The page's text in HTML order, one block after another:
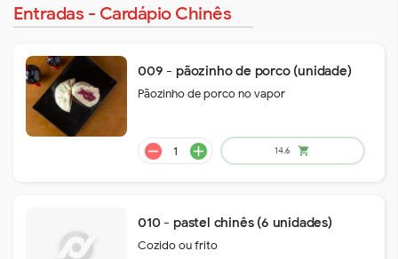
Entradas - Cardápio Chinês
009 - pãozinho de porco (unidade)
Pãozinho de porco no vapor
010 - pastel chinês (6 unidades)
Cozido ou frito